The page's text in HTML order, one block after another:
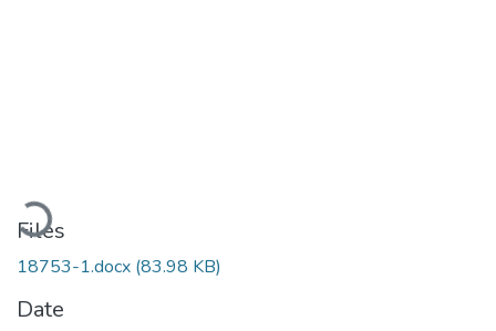
Loading...
Files
18753-1.docx (83.98 KB)
Date